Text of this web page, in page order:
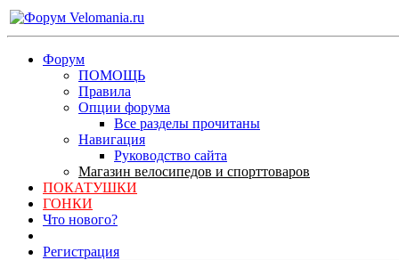
Форум
ПОМОЩЬ
Правила
Опции форума
Все разделы прочитаны
Навигация
Руководство сайта
Магазин велосипедов и спорттоваров
ПОКАТУШКИ
ГОНКИ
Что нового?
Регистрация